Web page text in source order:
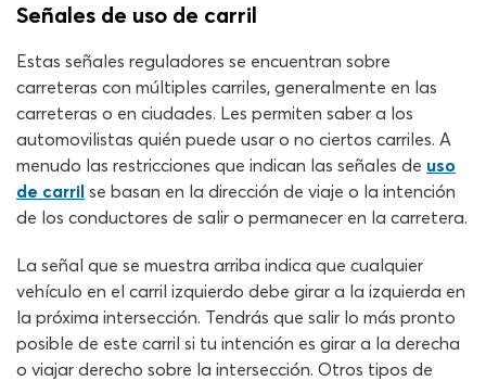
Señales de uso de carril
Estas señales reguladores se encuentran sobre
carreteras con múltiples carriles, generalmente en las
carreteras o en ciudades. Les permiten saber a los
automovilistas quién puede usar o no ciertos carriles. A
menudo las restricciones que indican las señales de uso
de carril se basan en la dirección de viaje o la intención
de los conductores de salir o permanecer en la carretera.
La señal que se muestra arriba indica que cualquier
vehículo en el carril izquierdo debe girar a la izquierda en
la próxima intersección. Tendrás que salir lo más pronto
posible de este carril si tu intención es girar a la derecha
o viajar derecho sobre la intersección. Otros tipos de